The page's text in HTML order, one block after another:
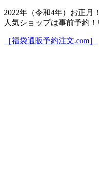
2022年（令和4年）お正月
人気ショップは事前予約
［福袋通販予約注文.com］